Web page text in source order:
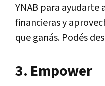
YNAB para ayudarte
financieras y
que ganás. Podés
3. Empower